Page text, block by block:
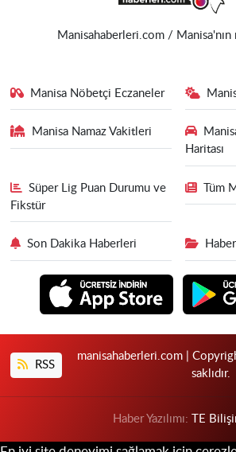
Manisahaberleri.com / Manisa'nın
Manisa Nöbetçi Eczaneler
Manisa Namaz Vakitleri
Haritası
Süper Lig Puan Durumu ve
Fikstür
Tüm
Son Dakika Haberleri
RSS
manisahaberleri.com |
saklıdır.
Haber Yazılımı: TE